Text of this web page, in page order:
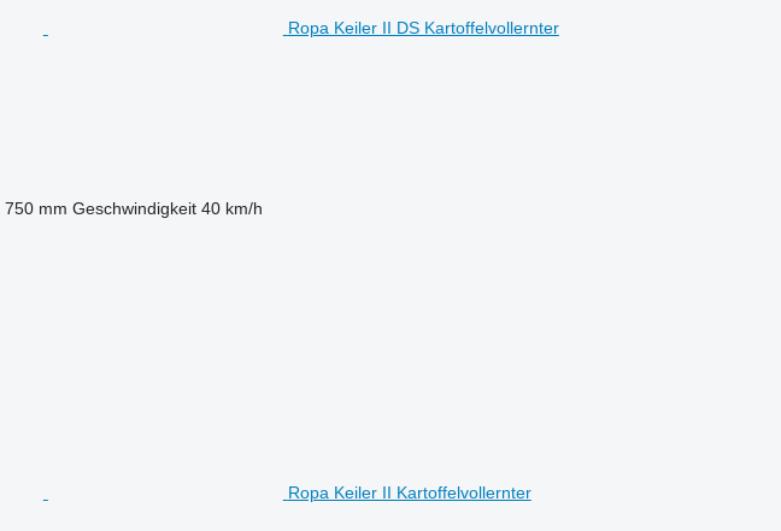
Ropa Keiler II DS Kartoffelvollernter
750 mm Geschwindigkeit 40 km/h
Ropa Keiler II Kartoffelvollernter